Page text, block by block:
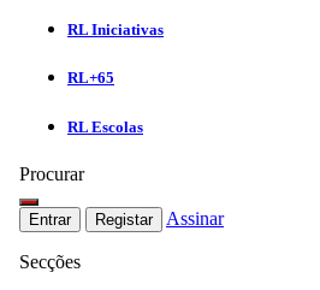
RL Iniciativas
RL+65
RL Escolas
Procurar
Entrar Registar Assinar
Secções